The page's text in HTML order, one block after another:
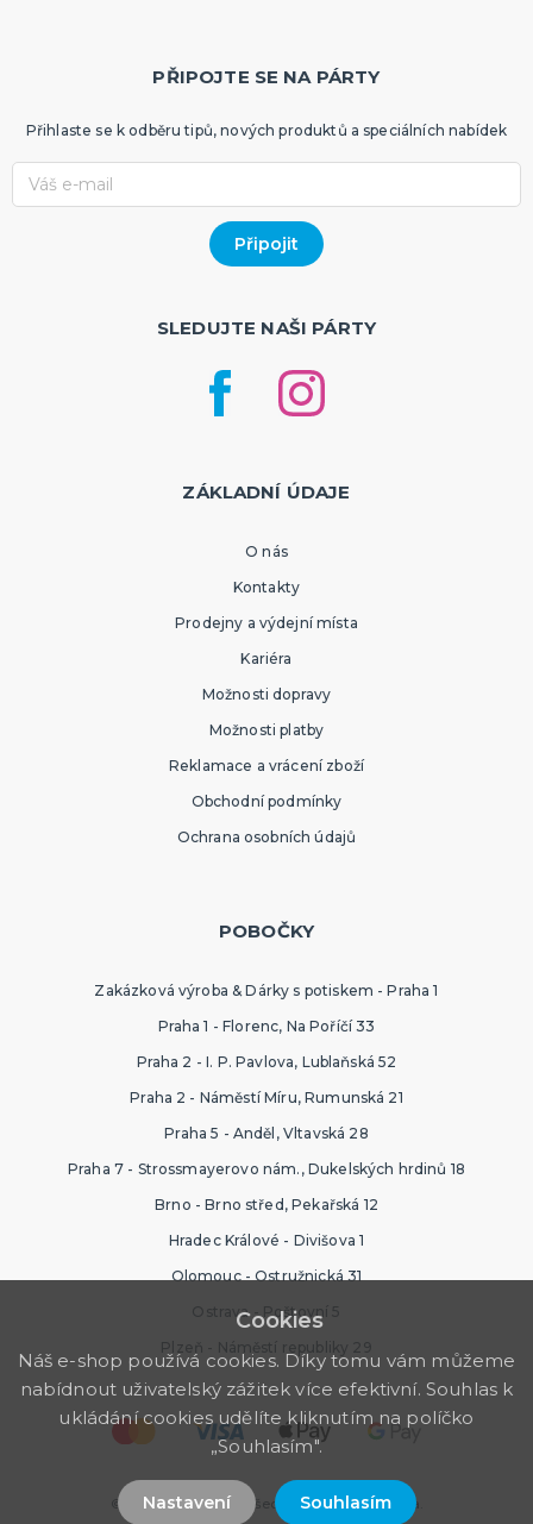
PŘIPOJTE SE NA PÁRTY
Přihlaste se k odběru tipů, nových produktů a speciálních nabídek
SLEDUJTE NAŠI PÁRTY
ZÁKLADNÍ ÚDAJE
O nás
Kontakty
Prodejny a výdejní místa
Kariéra
Možnosti dopravy
Možnosti platby
Reklamace a vrácení zboží
Obchodní podmínky
Ochrana osobních údajů
POBOČKY
Zakázková výroba & Dárky s potiskem - Praha 1
Praha 1 - Florenc, Na Poříčí 33
Praha 2 - I. P. Pavlova, Lublaňská 52
Praha 2 - Náměstí Míru, Rumunská 21
Praha 5 - Anděl, Vltavská 28
Praha 7 - Strossmayerovo nám., Dukelských hrdinů 18
Brno - Brno střed, Pekařská 12
Hradec Králové - Divišova 1
Olomouc - Ostružnická 31
Ostrava - Poštovní 5
Plzeň - Náměstí republiky 29
© 2026 PartyWorld. Všechna práva vyhrazena.
Cookies
Náš e-shop používá cookies. Díky tomu vám můžeme
nabídnout uživatelský zážitek více efektivní. Souhlas k
ukládání cookies udělíte kliknutím na políčko
„Souhlasím".
Nastavení Souhlasím